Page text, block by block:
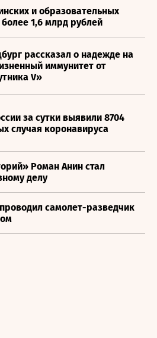
и образовательных
1,6 млрд рублей
рассказал о надежде на
иммунитет от
V»
за сутки выявили 8704
случая коронавируса
Роман Анин стал
делу
самолет-разведчик